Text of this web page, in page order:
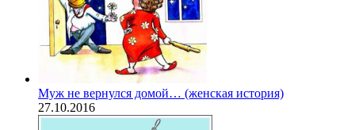
Муж не вернулся домой… (женская история)
27.10.2016